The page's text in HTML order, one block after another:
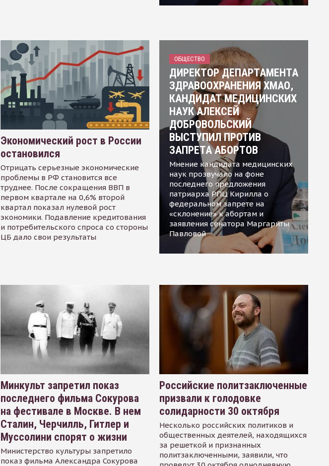
Экономический рост в России
остановился
Отрицать серьезные экономические
проблемы в РФ становится все
труднее. После сокращения ВВП в
первом квартале на 0,6% второй
квартал показал нулевой рост
экономики. Подавление кредитования
и потребительского спроса со стороны
ЦБ дало свои результаты
ОБЩЕСТВО
ДИРЕКТОР ДЕПАРТАМЕНТА
ЗДРАВООХРАНЕНИЯ ХМАО,
КАНДИДАТ МЕДИЦИНСКИХ
НАУК АЛЕКСЕЙ
ДОБРОВОЛЬСКИЙ
ВЫСТУПИЛ ПРОТИВ
ЗАПРЕТА АБОРТОВ
Мнение кандидата медицинских
наук прозвучало на фоне
последнего предложения
патриарха РПЦ Кирилла о
федеральном запрете на
«склонение» к абортам и
заявления сенатора Маргариты
Павловой
Минкульт запретил показ
последнего фильма Сокурова
на фестивале в Москве. В нем
Сталин, Черчилль, Гитлер и
Муссолини спорят о жизни
Министерство культуры запретило
показ фильма Александра Сокурова
Российские политзаключенные
призвали к голодовке
солидарности 30 октября
Несколько российских политиков и
общественных деятелей, находящихся
за решеткой и признанных
политзаключенными, заявили, что